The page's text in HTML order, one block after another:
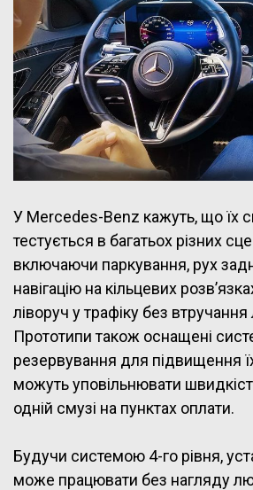
У Mercedes-Benz кажуть, що їх
тестується в багатьох різних
включаючи паркування, рух
навігацію на кільцевих
ліворуч у трафіку без
Прототипи також оснащені
резервування для підвищення
можуть уповільнювати
одній смузі на пунктах оплати.
Будучи системою 4-го рівня,
може працювати без нагляду